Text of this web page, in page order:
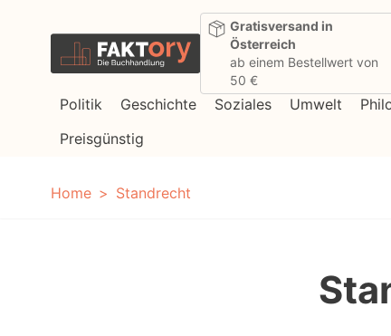
Gratisversand in
Österreich
ab einem Bestellwert von
50 €
Politik Geschichte Soziales Umwelt
Preisgünstig
Home Standrecht